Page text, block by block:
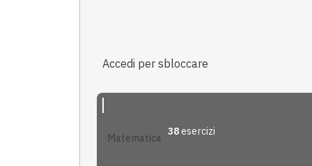
Accedi per sbloccare
matematica
38esercizi